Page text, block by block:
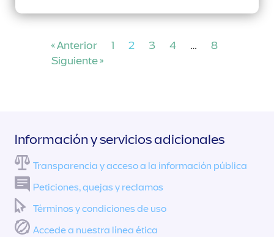
« Anterior 1 2 3 4 …
8
Siguiente »
Información y servicios adicionales
Transparencia y acceso a la información pública
Peticiones, quejas y reclamos
Términos y condiciones de uso
Accede a nuestra línea ética